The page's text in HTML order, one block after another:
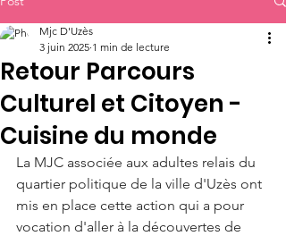
Retour Parcours
Culturel et Citoyen -
Cuisine du monde
Mjc D'Uzès
3 juin 2025 1 min de lecture
La MJC associée aux adultes relais du
quartier politique de la ville d'Uzès ont
mis en place cette action qui a pour
vocation d'aller à la découvertes de